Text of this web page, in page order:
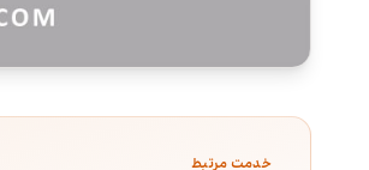
خدمت مرتبط